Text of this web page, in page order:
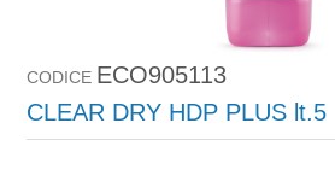
CODICE ECO905113
CLEAR DRY HDP PLUS lt.5